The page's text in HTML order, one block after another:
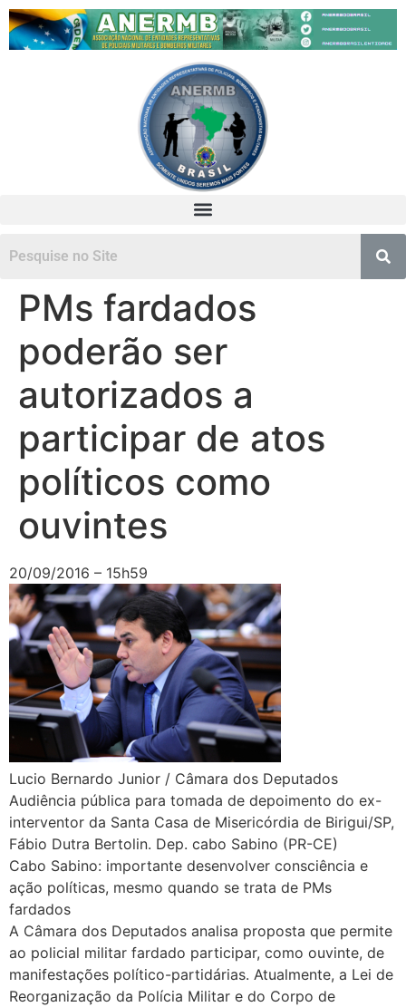
PMs fardados
poderão ser
autorizados a
participar de atos
políticos como
ouvintes
20/09/2016 – 15h59
Lucio Bernardo Junior / Câmara dos Deputados
Audiência pública para tomada de depoimento do ex-
interventor da Santa Casa de Misericórdia de Birigui/SP,
Fábio Dutra Bertolin. Dep. cabo Sabino (PR-CE)
Cabo Sabino: importante desenvolver consciência e
ação políticas, mesmo quando se trata de PMs
fardados
A Câmara dos Deputados analisa proposta que permite
ao policial militar fardado participar, como ouvinte, de
manifestações político-partidárias. Atualmente, a Lei de
Reorganização da Polícia Militar e do Corpo de